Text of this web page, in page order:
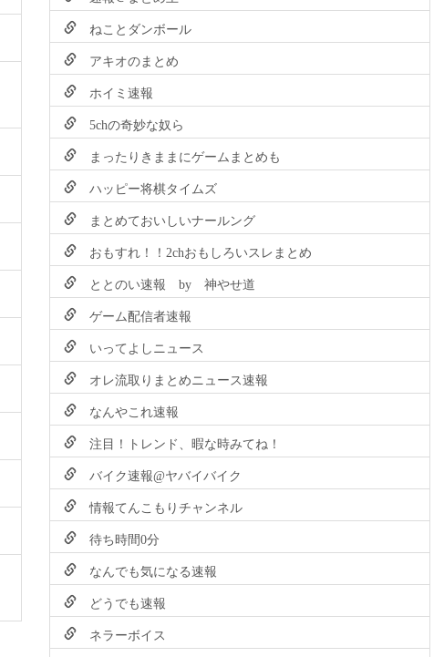
ねことダンボール
アキオのまとめ
ホイミ速報
5chの奇妙な奴ら
まったりきままにゲームまとめも
ハッピー将棋タイムズ
まとめておいしいナールング
おもすれ！！2chおもしろいスレまとめ
ととのい速報 by 神やせ道
ゲーム配信者速報
いってよしニュース
オレ流取りまとめニュース速報
なんやこれ速報
注目！トレンド、暇な時みてね！
バイク速報@ヤバイバイク
情報てんこもりチャンネル
待ち時間0分
なんでも気になる速報
どうでも速報
ネラーボイス